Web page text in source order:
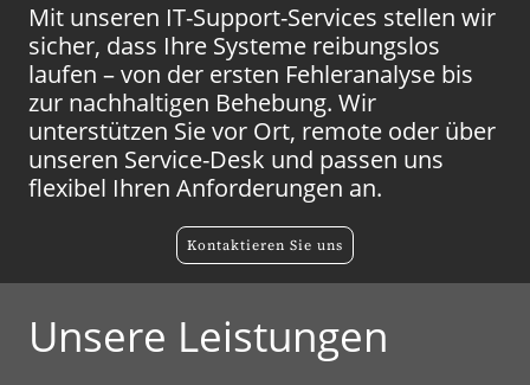
Mit unseren IT-Support-Services stellen wir
sicher, dass Ihre Systeme reibungslos
laufen – von der ersten Fehleranalyse bis
zur nachhaltigen Behebung. Wir
unterstützen Sie vor Ort, remote oder über
unseren Service-Desk und passen uns
flexibel Ihren Anforderungen an.
Kontaktieren Sie uns
Unsere Leistungen